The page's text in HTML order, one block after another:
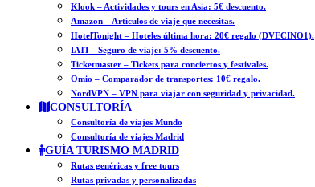
Klook – Actividades y tours en Asia: 5€ descuento.
Amazon – Artículos de viaje que necesitas.
HotelTonight – Hoteles última hora: 20€ regalo (DVECINO1).
IATI – Seguro de viaje: 5% descuento.
Ticketmaster – Tickets para conciertos y festivales.
Omio – Comparador de transportes: 10€ regalo.
NordVPN – VPN para viajar con seguridad y privacidad.
CONSULTORÍA
Consultoría de viajes Mundo
Consultoría de viajes Madrid
GUÍA TURISMO MADRID
Rutas genéricas y free tours
Rutas privadas y personalizadas